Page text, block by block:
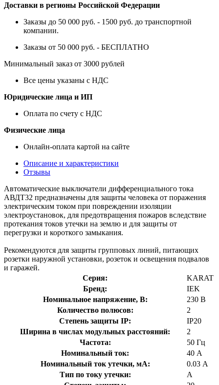
Доставки в регионы Российской Федерации
Заказы до 50 000 руб. - 1500 руб. до транспортной
компании.
Заказы от 50 000 руб. - БЕСПЛАТНО
Минимальный заказ от 3000 рублей
Все цены указаны с НДС
Юридические лица и ИП
Оплата по счету с НДС
Физические лица
Онлайн-оплата картой на сайте
Описание и характеристики
Отзывы
Автоматические выключатели дифференциального тока
АВДТ32 предназначены для защиты человека от поражения
электрическим током при повреждении изоляции
электроустановок, для предотвращения пожаров вследствие
протекания токов утечки на землю и для защиты от
перегрузки и короткого замыкания.
Рекомендуются для защиты групповых линий, питающих
розетки наружной установки, розеток и освещения подвалов
и гаражей.
Серия:
KARAT
Бренд:
IEK
Номинальное напряжение, В:
230 В
Количество полюсов:
2
Степень защиты IP:
IP20
Ширина в числах модульных расстояний:
2
Частота:
50 Гц
Номинальный ток:
40 А
Номинальный ток утечки, мА:
0.03 А
Тип по току утечки:
A